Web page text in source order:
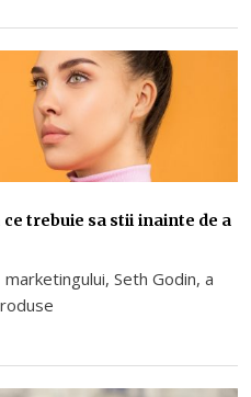
trebuie sa stii inainte de a
Seth Godin, a